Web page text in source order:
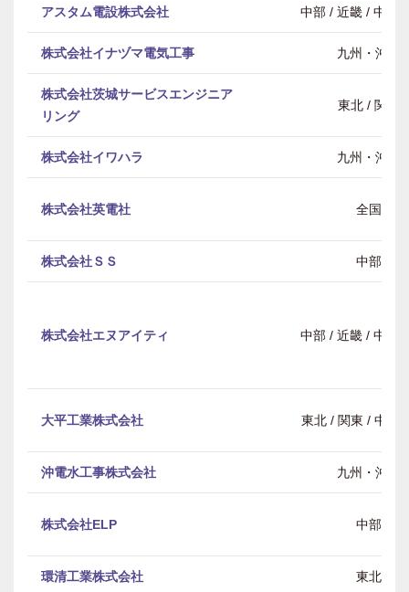
アスタム電設株式会社 中部 / 近畿 / 中国
株式会社イナヅマ電気工事 九州・沖縄
株式会社茨城サービスエンジニア
リング
東北 / 関東
株式会社イワハラ 九州・沖縄
株式会社英電社 全国
株式会社ＳＳ 中部
株式会社エヌアイティ 中部 / 近畿 / 中国
大平工業株式会社 東北 / 関東 / 中部
沖電水工事株式会社 九州・沖縄
株式会社ELP 中部
環清工業株式会社 東北